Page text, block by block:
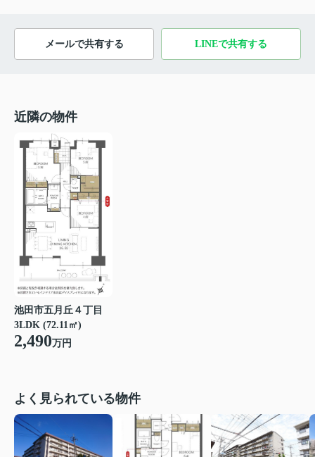
メールで共有する LINEで共有する
近隣の物件
池田市五月丘４丁目
3LDK (72.11㎡)
2,490万円
よく見られている物件